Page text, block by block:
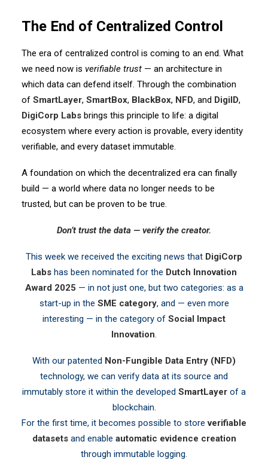
The End of Centralized Control
The era of centralized control is coming to an end. What
we need now is verifiable trust — an architecture in
which data can defend itself. Through the combination
of SmartLayer, SmartBox, BlackBox, NFD, and DigiID,
DigiCorp Labs brings this principle to life: a digital
ecosystem where every action is provable, every identity
verifiable, and every dataset immutable.
A foundation on which the decentralized era can finally
build — a world where data no longer needs to be
trusted, but can be proven to be true.
Don’t trust the data — verify the creator.
This week we received the exciting news that DigiCorp
Labs has been nominated for the Dutch Innovation
Award 2025 — in not just one, but two categories: as a
start-up in the SME category, and — even more
interesting — in the category of Social Impact
Innovation.
With our patented Non-Fungible Data Entry (NFD)
technology, we can verify data at its source and
immutably store it within the developed SmartLayer of a
blockchain.
For the first time, it becomes possible to storeverifiable
datasetsand enable automatic evidence creation
through immutable logging.